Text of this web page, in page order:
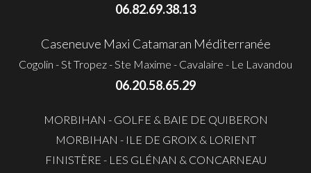
06.82.69.38.13
Caseneuve Maxi Catamaran Méditerranée
Cogolin - St Tropez - Ste Maxime - Cavalaire - Le Lavandou
06.20.58.65.29
MORBIHAN - GOLFE & BAIE DE QUIBERON
MORBIHAN - ILE DE GROIX & LORIENT
FINISTÈRE - LES GLÉNAN & CONCARNEAU